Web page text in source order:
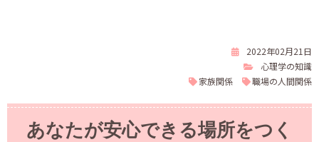
2022年02月21日
心理学の知識
家族関係
職場の人間関係
あなたが安心できる場所をつく